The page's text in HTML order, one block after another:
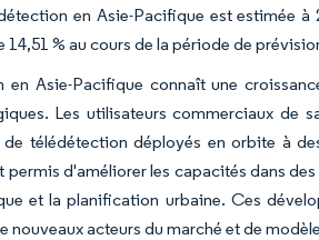
en Asie-Pacifique est estimée
% au cours de la période de
en Asie-Pacifique connaît une
Les utilisateurs commerciaux de
télédétection déployés en orbite à
d'améliorer les capacités dans
et la planification urbaine. Ces
nouveaux acteurs du marché et de